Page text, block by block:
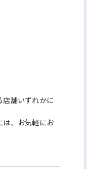
貸物件をリーズナ
いので、好きな街
✨
中✨
舗いずれかに
、お気軽にお